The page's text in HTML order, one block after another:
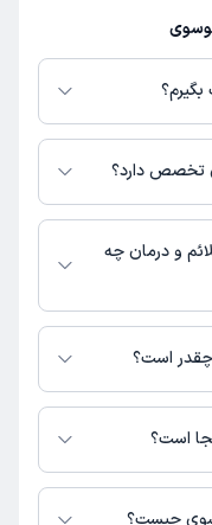
فعال و نوبت‌دهی باز در
دریافت نوبت اقدام کنید.
پزشک، ساعات کاری و
است در پروفایل ایشان
تخصص دارد؟
تخصص دارند:
و درمان چه
مرتبط با عفونی
چقدر است؟
لازم است با مطب تماس
است؟
دارند. آدرس مطب‌های دکتر سید علیرضا
چیست؟